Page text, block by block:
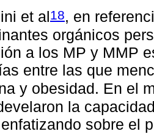
et al18, en
orgánicos
a los MP y MMP
entre las que
y obesidad. En el
la
sobre el